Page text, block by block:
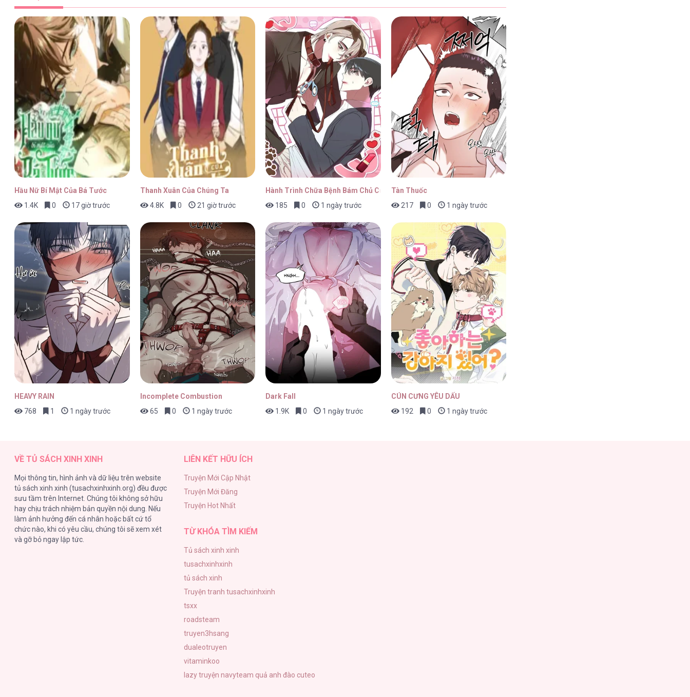
Mười Năm [...] – Chap 22 16/04/2026
Mười Năm [...] – Chap 21 16/04/2026
Mười Năm [...] – Chap 20 16/04/2026
Mười Năm [...] – Chap 19
Mười Năm [...] – Chap 18 16/04/2026
Mười Năm [...] – Chap 17 16/04/2026
Mười Năm [...] – Chap 15
Mười Năm [...] – Chap 14
Hầu Nữ Bí Mật Của Bá Tước
1.4K
0 17 giờ trước
Thanh Xuân Của Chúng Ta
4.8K
0 21 giờ trước
Hành Trình Chữa Bệnh Bám Chủ Của Cún Nhà Tôi
185
0 1 ngày trước
Tàn Thuốc
217
0 1 ngày trước
HEAVY RAIN
768
1 1 ngày trước
Incomplete Combustion
65
0 1 ngày trước
Dark Fall
1.9K
0 1 ngày trước
CÚN CƯNG YÊU DẤU
192
0 1 ngày trước
VỀ TỦ SÁCH XINH XINH
Mọi thông tin, hình ảnh và dữ liệu trên website
tủ sách xinh xinh (tusachxinhxinh.org) đều được
sưu tầm trên Internet. Chúng tôi không sở hữu
hay chịu trách nhiệm bản quyền nội dung. Nếu
làm ảnh hưởng đến cá nhân hoặc bất cứ tổ
chức nào, khi có yêu cầu, chúng tôi sẽ xem xét
và gỡ bỏ ngay lập tức.
LIÊN KẾT HỮU ÍCH
Truyện Mới Cập Nhật
Truyện Mới Đăng
Truyện Hot Nhất
TỪ KHÓA TÌM KIẾM
Tủ sách xinh xinh
tusachxinhxinh
tủ sách xinh
Truyện tranh tusachxinhxinh
tsxx
roadsteam
truyen3hsang
dualeotruyen
vitaminkoo
lazy truyện navyteam quả anh đào cuteo